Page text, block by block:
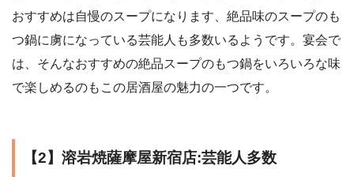
おすすめは自慢のスープになります、絶品味のスープのも
つ鍋に虜になっている芸能人も多数いるようです。宴会で
は、そんなおすすめの絶品スープのもつ鍋をいろいろな味
で楽しめるのもこの居酒屋の魅力の一つです。
【2】溶岩焼薩摩屋新宿店:芸能人多数